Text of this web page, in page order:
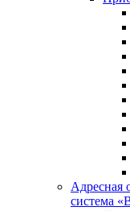
Адресная
система